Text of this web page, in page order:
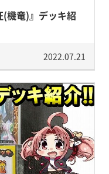
機竜)』デッキ紹
2022.07.21